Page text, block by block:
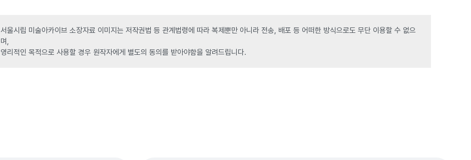
서울시립 미술아카이브 소장자료 이미지는 저작권법 등 관계법령에 따라 복제뿐만 아니라 전송, 배포 등 어떠한 방식으로도 무단 이용할 수 없으
며,
영리적인 목적으로 사용할 경우 원작자에게 별도의 동의를 받아야함을 알려드립니다.